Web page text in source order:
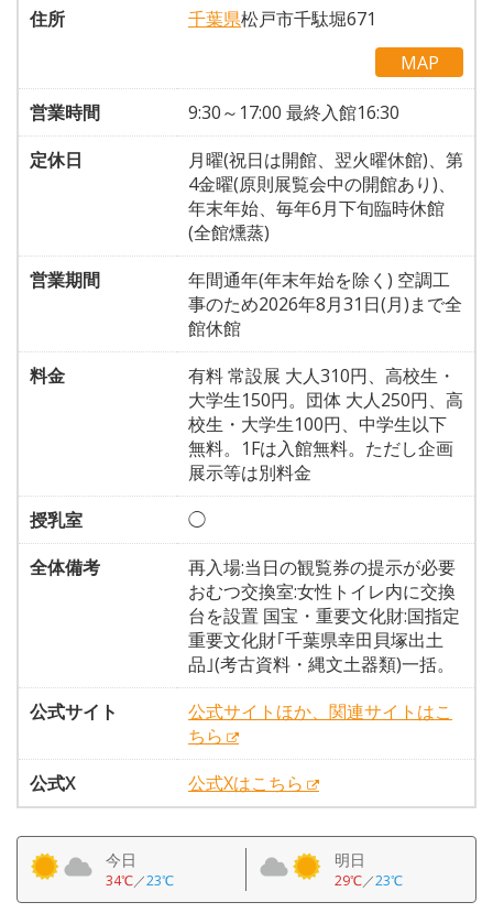
住所
千葉県松戸市千駄堀671
MAP
営業時間
9:30～17:00 最終入館16:30
定休日
月曜(祝日は開館、翌火曜休館)、第
4金曜(原則展覧会中の開館あり)、
年末年始、毎年6月下旬臨時休館
(全館燻蒸)
営業期間
年間通年(年末年始を除く) 空調工
事のため2026年8月31日(月)まで全
館休館
料金
有料 常設展 大人310円、高校生・
大学生150円。団体 大人250円、高
校生・大学生100円、中学生以下
無料。1Fは入館無料。ただし企画
展示等は別料金
授乳室
◯
全体備考
再入場:当日の観覧券の提示が必要
おむつ交換室:女性トイレ内に交換
台を設置 国宝・重要文化財:国指定
重要文化財｢千葉県幸田貝塚出土
品｣(考古資料・縄文土器類)一括。
公式サイト
公式サイトほか、関連サイトはこ
ちら
公式X
公式Xはこちら
今日
34℃／23℃
明日
29℃／23℃